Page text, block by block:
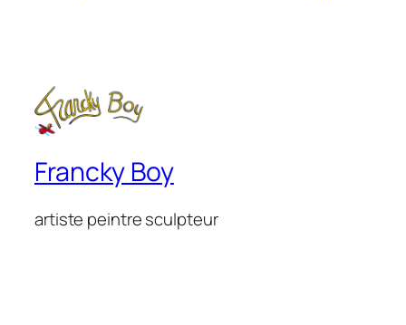
Francky Boy
artiste peintre sculpteur